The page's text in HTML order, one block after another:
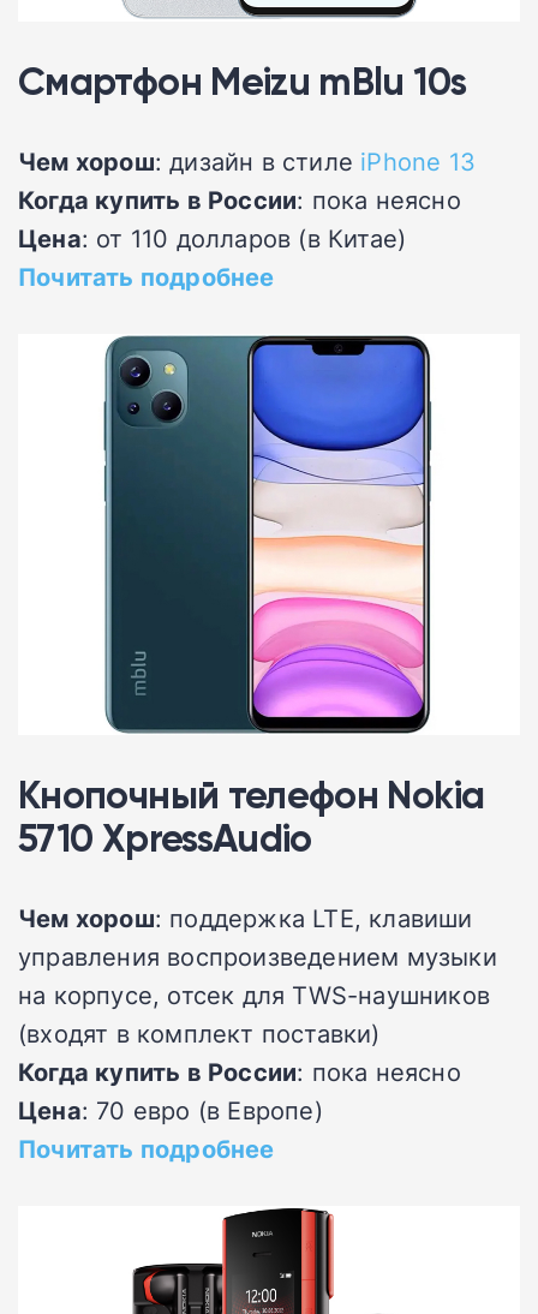
Смартфон Meizu mBlu 10s
Чем хорош: дизайн в стиле iPhone 13
Когда купить в России: пока неясно
Цена: от 110 долларов (в Китае)
Почитать подробнее
Кнопочный телефон Nokia
5710 XpressAudio
Чем хорош: поддержка LTE, клавиши
управления воспроизведением музыки
на корпусе, отсек для TWS-наушников
(входят в комплект поставки)
Когда купить в России: пока неясно
Цена: 70 евро (в Европе)
Почитать подробнее